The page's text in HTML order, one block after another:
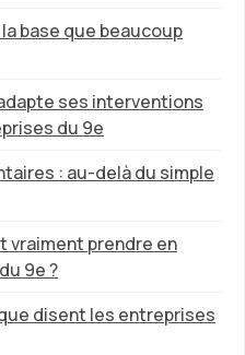
base que beaucoup
ses interventions
du 9e
: au-delà du simple
vraiment prendre en
9e ?
disent les entreprises